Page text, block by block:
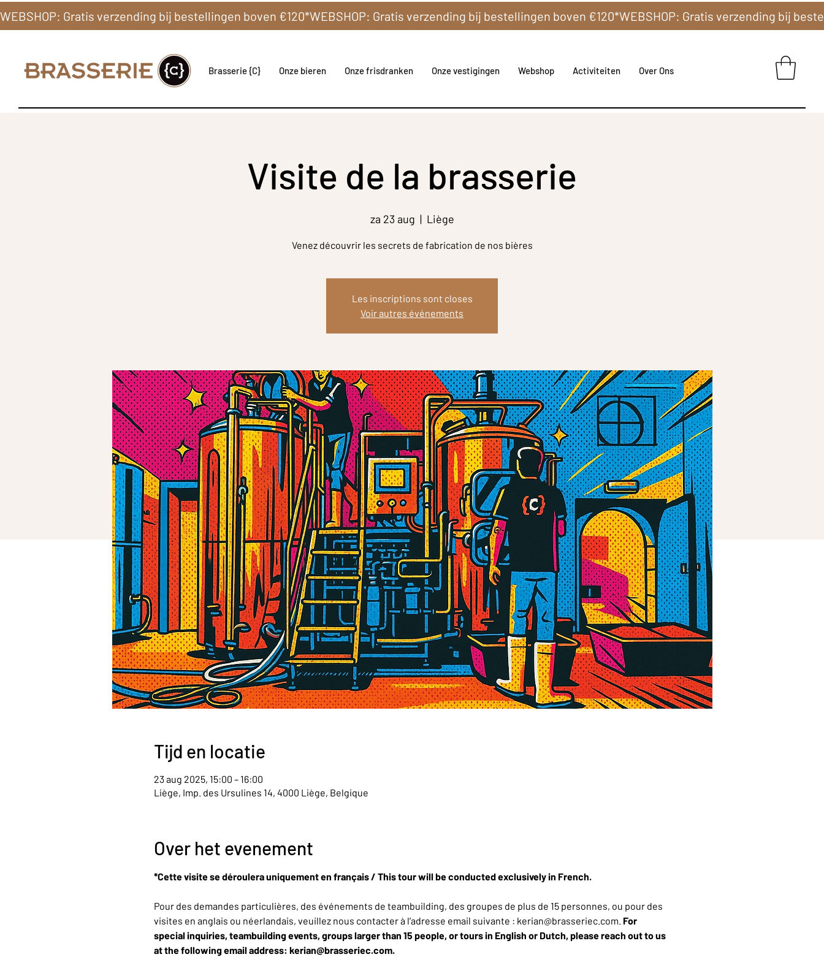
Brasserie {C} Onze bieren Onze frisdranken Onze vestigingen Webshop Activiteiten Over Ons
Visite de la brasserie
za 23 aug
  |
Liège
Venez découvrir les secrets de fabrication de nos bières
Les inscriptions sont closes
Voir autres événements
Tijd en locatie
23 aug 2025, 15:00 – 16:00
Liège, Imp. des Ursulines 14, 4000 Liège, Belgique
Over het evenement
*Cette visite se déroulera uniquement en français / This tour will be conducted exclusively in French.
Pour des demandes particulières, des événements de teambuilding, des groupes de plus de 15 personnes, ou pour des
visites en anglais ou néerlandais, veuillez nous contacter à l’adresse email suivante : kerian@brasseriec.com. For
special inquiries, teambuilding events, groups larger than 15 people, or tours in English or Dutch, please reach out to us
at the following email address: kerian@brasseriec.com.